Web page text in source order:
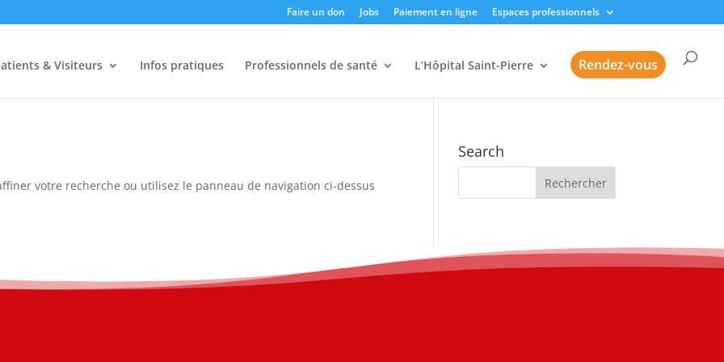
Faire un don Jobs Paiement en ligne Espaces professionnels
& Visiteurs Infos pratiques Professionnels de santé L’Hôpital Saint-Pierre Rendez-vous
votre recherche ou utilisez le panneau de navigation ci-dessus
Search